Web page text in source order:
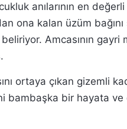
anılarının en
ona kalan üzüm
Amcasının gayri
ortaya çıkan gizemli
bambaşka bir hayata